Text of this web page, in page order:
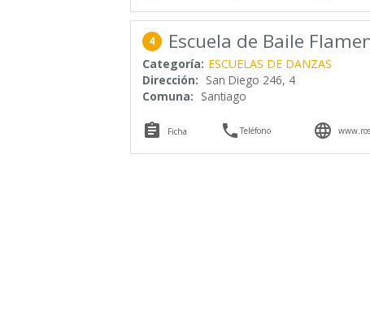
4 Escuela de Baile
Categoría: ESCUELAS DE DANZAS
Dirección: San Diego 246, 4
Comuna: Santiago
 Ficha Teléfono 